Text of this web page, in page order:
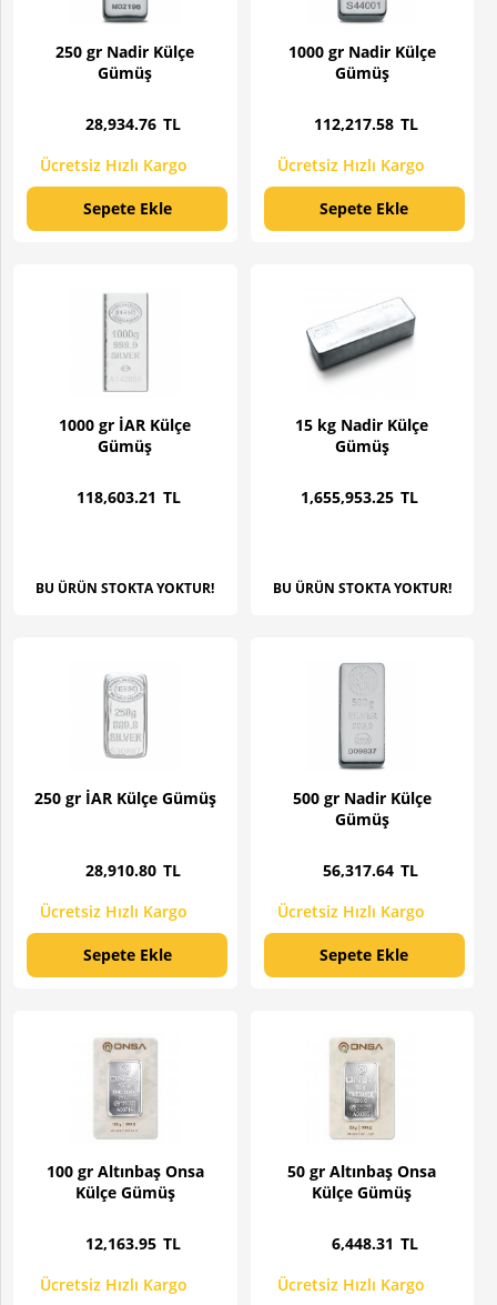
250 gr Nadir Külçe
Gümüş
TL
.76
28,934
Sepete Ekle
Hemen Al
1000 gr Nadir Külçe
Gümüş
TL
.58
112,217
Sepete Ekle
Hemen Al
1000 gr İAR Külçe
Gümüş
TL
.21
118,603
BU ÜRÜN STOKTA YOKTUR!
15 kg Nadir Külçe
Gümüş
TL
.25
1,655,953
BU ÜRÜN STOKTA YOKTUR!
250 gr İAR Külçe Gümüş
TL
.80
28,910
Sepete Ekle
Hemen Al
500 gr Nadir Külçe
Gümüş
TL
.64
56,317
Sepete Ekle
Hemen Al
100 gr Altınbaş Onsa
Külçe Gümüş
TL
.95
12,163
50 gr Altınbaş Onsa
Külçe Gümüş
TL
.31
6,448